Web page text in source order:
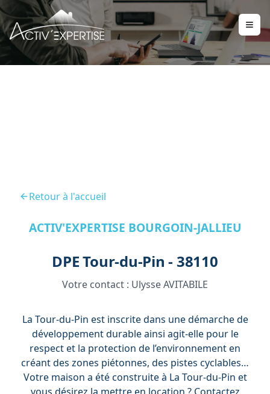
Retour à l'accueil
ACTIV'EXPERTISE BOURGOIN-JALLIEU
DPE Tour-du-Pin - 38110
Votre contact : Ulysse AVITABILE
La Tour-du-Pin est inscrite dans une démarche de
développement durable ainsi agit-elle pour le
respect et la protection de l’environnement en
créant des zones piétonnes, des pistes cyclables…
Votre maison a été construite à La Tour-du-Pin et
vous désirez la mettre en location ? Contactez